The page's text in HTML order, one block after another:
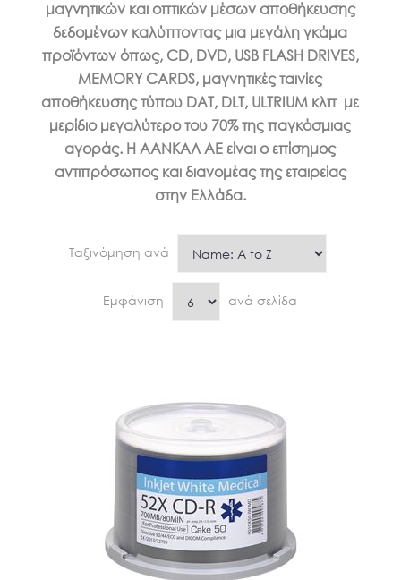
μαγνητικών και οπτικών μέσων αποθήκευσης
δεδομένων καλύπτοντας μια μεγάλη γκάμα
προϊόντων όπως, CD, DVD, USB FLASH DRIVES,
MEMORY CARDS, μαγνητικές ταινίες
αποθήκευσης τύπου DAT, DLT, ULTRIUM κλπ με
μερίδιο μεγαλύτερο του 70% της παγκόσμιας
αγοράς. Η ΑΑΝΚΑΛ ΑΕ είναι ο επίσημος
αντιπρόσωπος και διανομέας της εταιρείας
στην Ελλάδα.
Ταξινόμηση ανά
Εμφάνιση ανά σελίδα